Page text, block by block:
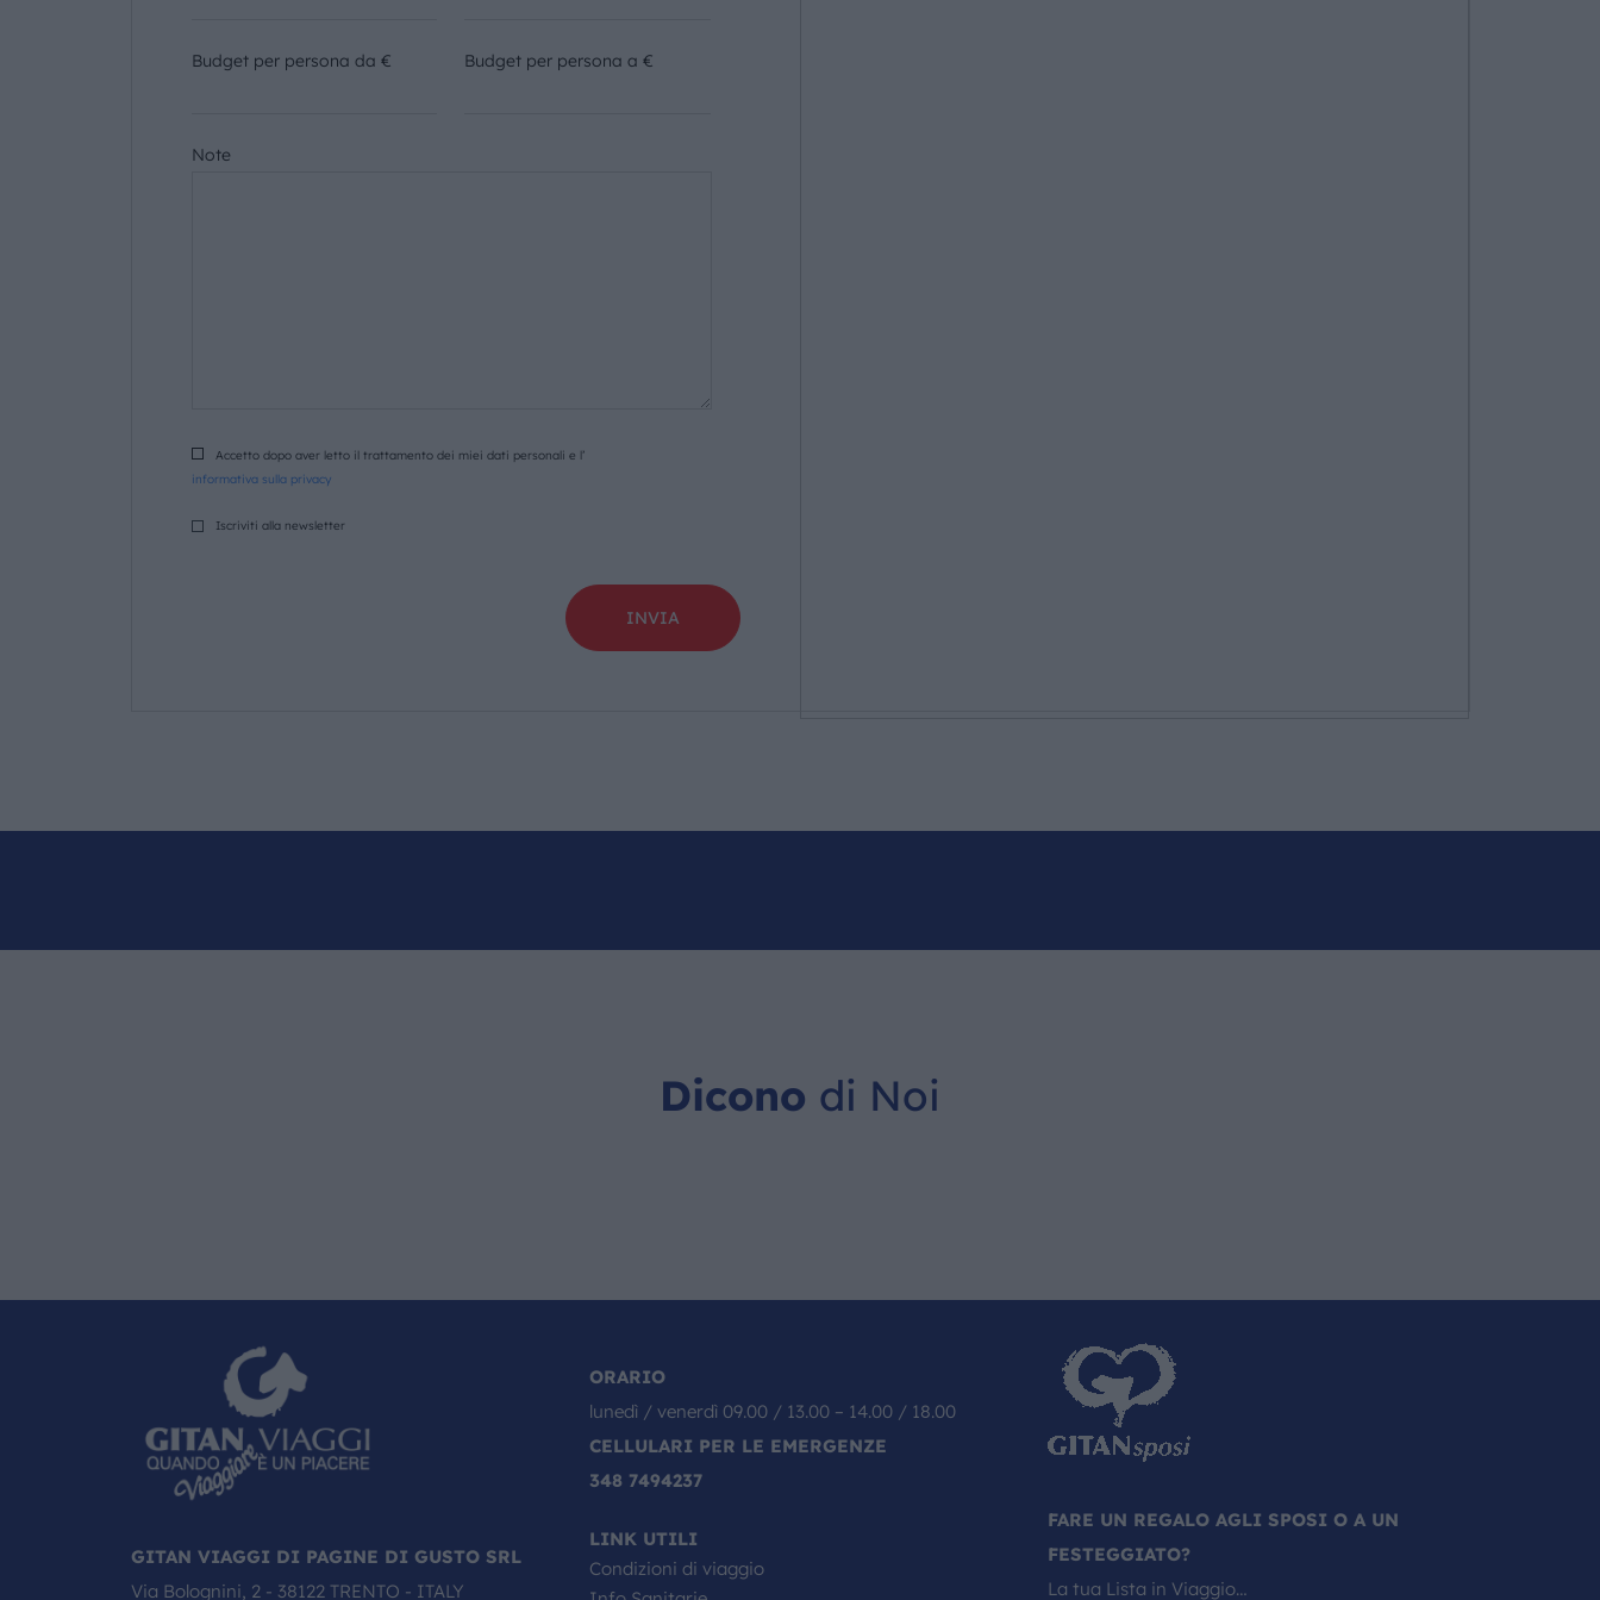
Budget per persona da € Budget per persona a €
Note
Accetto dopo aver letto il trattamento dei miei dati personali e l’
informativa sulla privacy
Iscriviti alla newsletter
Dicono di Noi
GITAN VIAGGI DI PAGINE DI GUSTO SRL
Via Bolognini, 2 - 38122 TRENTO - ITALY
ORARIO
lunedì / venerdì 09.00 / 13.00 – 14.00 / 18.00
CELLULARI PER LE EMERGENZE
348 7494237
LINK UTILI
Condizioni di viaggio
FARE UN REGALO AGLI SPOSI O A UN
FESTEGGIATO?
La tua Lista in Viaggio…